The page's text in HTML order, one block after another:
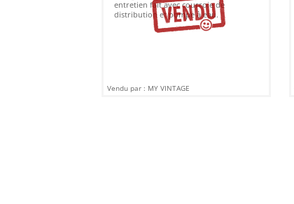
entretien fait avec courroie de
distribution et pompe à eau.
Vendu par : MY VINTAGE